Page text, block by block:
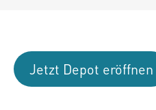
Jetzt Depot eröffnen